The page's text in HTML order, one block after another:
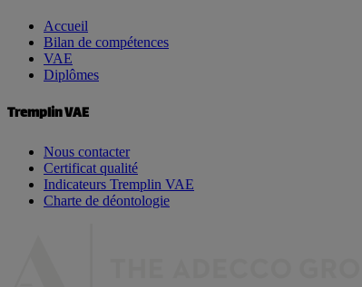
Accueil
Bilan de compétences
VAE
Diplômes
Tremplin VAE
Nous contacter
Certificat qualité
Indicateurs Tremplin VAE
Charte de déontologie